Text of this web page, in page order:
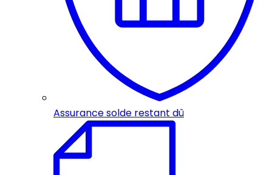
Assurance solde restant dû